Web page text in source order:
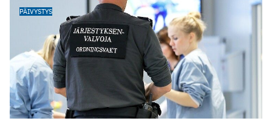
PÄIVYSTYS